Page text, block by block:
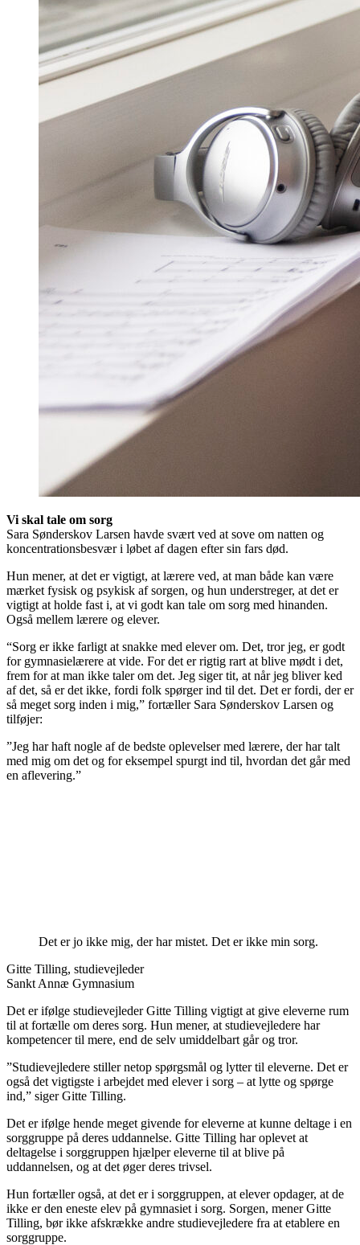
Vi skal tale om sorg
Sara Sønderskov Larsen havde svært ved at sove om natten og
koncentrationsbesvær i løbet af dagen efter sin fars død.
Hun mener, at det er vigtigt, at lærere ved, at man både kan være
mærket fysisk og psykisk af sorgen, og hun understreger, at det er
vigtigt at holde fast i, at vi godt kan tale om sorg med hinanden.
Også mellem lærere og elever.
“Sorg er ikke farligt at snakke med elever om. Det, tror jeg, er godt
for gymnasielærere at vide. For det er rigtig rart at blive mødt i det,
frem for at man ikke taler om det. Jeg siger tit, at når jeg bliver ked
af det, så er det ikke, fordi folk spørger ind til det. Det er fordi, der er
så meget sorg inden i mig,” fortæller Sara Sønderskov Larsen og
tilføjer:
”Jeg har haft nogle af de bedste oplevelser med lærere, der har talt
med mig om det og for eksempel spurgt ind til, hvordan det går med
en aflevering.”
Det er jo ikke mig, der har mistet. Det er ikke min sorg.
Gitte Tilling, studievejleder
Sankt Annæ Gymnasium
Det er ifølge studievejleder Gitte Tilling vigtigt at give eleverne rum
til at fortælle om deres sorg. Hun mener, at studievejledere har
kompetencer til mere, end de selv umiddelbart går og tror.
”Studievejledere stiller netop spørgsmål og lytter til eleverne. Det er
også det vigtigste i arbejdet med elever i sorg – at lytte og spørge
ind,” siger Gitte Tilling.
Det er ifølge hende meget givende for eleverne at kunne deltage i en
sorggruppe på deres uddannelse. Gitte Tilling har oplevet at
deltagelse i sorggruppen hjælper eleverne til at blive på
uddannelsen, og at det øger deres trivsel.
Hun fortæller også, at det er i sorggruppen, at elever opdager, at de
ikke er den eneste elev på gymnasiet i sorg. Sorgen, mener Gitte
Tilling, bør ikke afskrække andre studievejledere fra at etablere en
sorggruppe.